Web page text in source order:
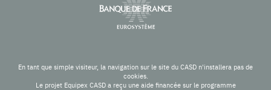
En tant que simple visiteur, la navigation sur le site du CASD n'installera pas de
cookies.
Le projet Equipex CASD a reçu une aide financée sur le programme